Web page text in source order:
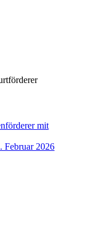
mit
Februar 2026